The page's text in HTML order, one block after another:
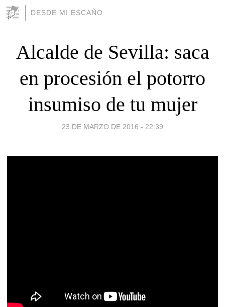
DESDE MI ESCAÑO
Alcalde de Sevilla: saca
en procesión el potorro
insumiso de tu mujer
23 DE MARZO DE 2016 - 22:39